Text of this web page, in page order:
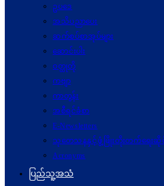
ဥပဒေ
အသိပညာပေး
ဆက်စပ်စာအုပ်များ
ဆောင်းပါး
ဝတ္ထုတို
ကဗျာ
ကာတွန်း
အစီရင်ခံစာ
E-Newsletters
သုတေသနနှင့်ဖွံ့ဖြိုးတိုးတက်ရေးဆို
Acronyms
ပြည်သူ့အသံ